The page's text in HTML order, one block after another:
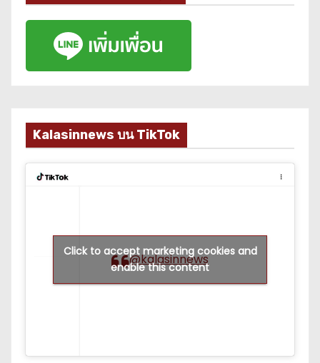
Kalasinnews บน TikTok
@kalasinnews
Click to accept marketing cookies and
enable this content